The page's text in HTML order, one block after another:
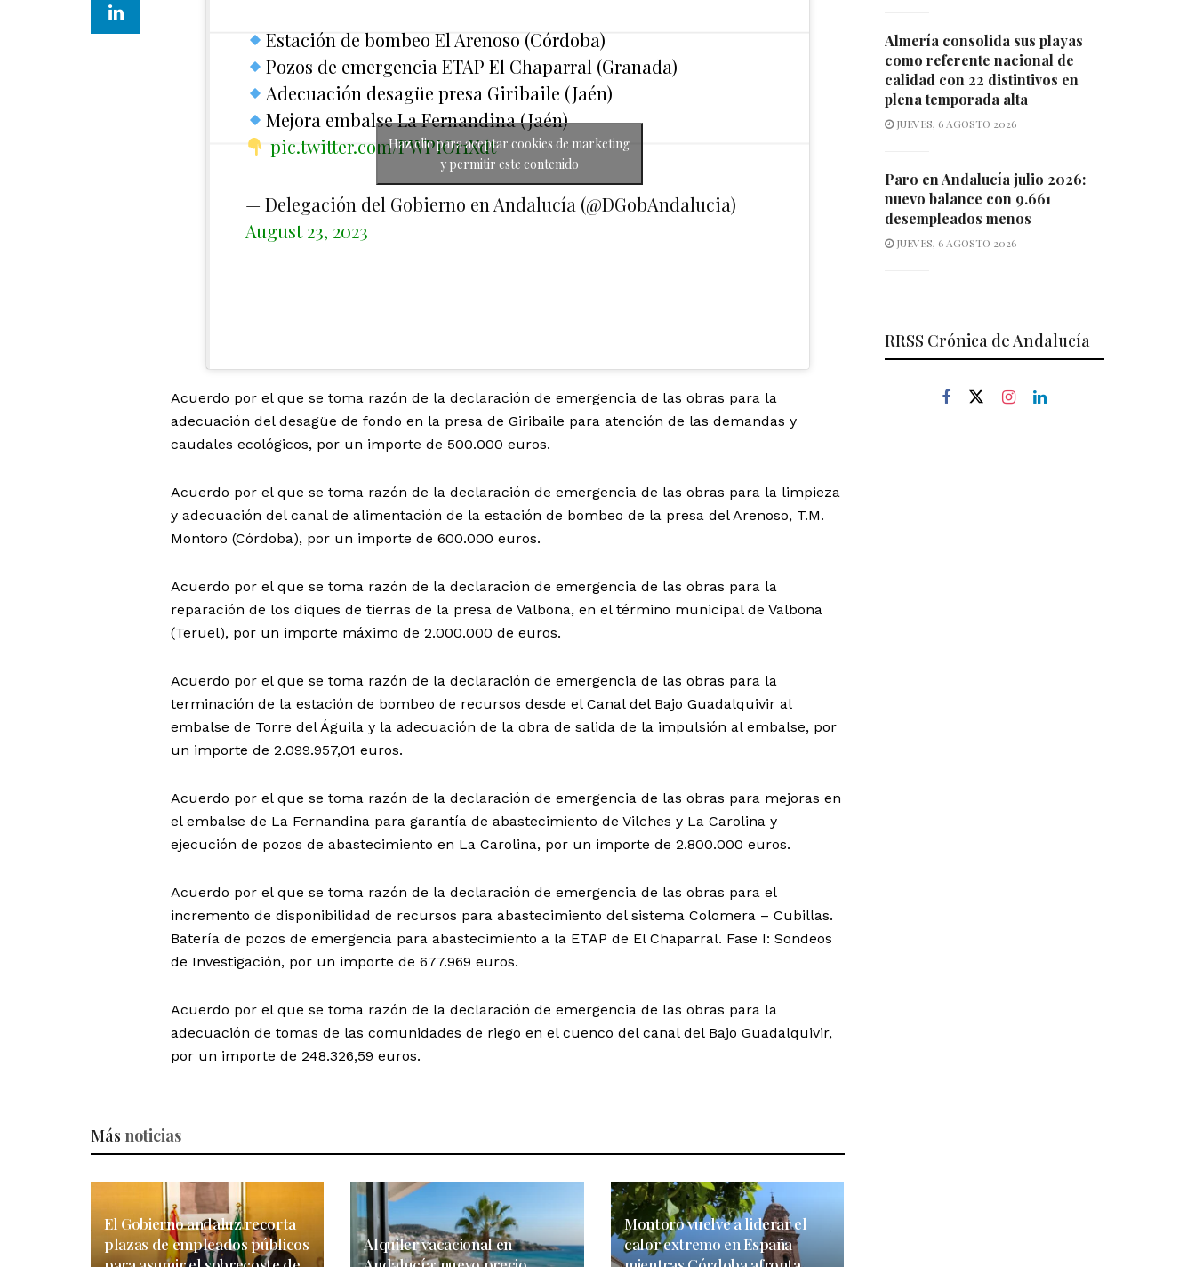
Estación de bombeo El Arenoso (Córdoba)
Pozos de emergencia ETAP El Chaparral (Granada)
Adecuación desagüe presa Giribaile (Jaén)
Mejora embalse La Fernandina (Jaén)
pic.twitter.com/PWPiOr1Xdt
— Delegación del Gobierno en Andalucía (@DGobAndalucia)
August 23, 2023
Haz clic para aceptar cookies de marketing
y permitir este contenido
Acuerdo por el que se toma razón de la declaración de emergencia de las obras para la
adecuación del desagüe de fondo en la presa de Giribaile para atención de las demandas y
caudales ecológicos, por un importe de 500.000 euros.
Acuerdo por el que se toma razón de la declaración de emergencia de las obras para la limpieza
y adecuación del canal de alimentación de la estación de bombeo de la presa del Arenoso, T.M.
Montoro (Córdoba), por un importe de 600.000 euros.
Acuerdo por el que se toma razón de la declaración de emergencia de las obras para la
reparación de los diques de tierras de la presa de Valbona, en el término municipal de Valbona
(Teruel), por un importe máximo de 2.000.000 de euros.
Acuerdo por el que se toma razón de la declaración de emergencia de las obras para la
terminación de la estación de bombeo de recursos desde el Canal del Bajo Guadalquivir al
embalse de Torre del Águila y la adecuación de la obra de salida de la impulsión al embalse, por
un importe de 2.099.957,01 euros.
Acuerdo por el que se toma razón de la declaración de emergencia de las obras para mejoras en
el embalse de La Fernandina para garantía de abastecimiento de Vilches y La Carolina y
ejecución de pozos de abastecimiento en La Carolina, por un importe de 2.800.000 euros.
Acuerdo por el que se toma razón de la declaración de emergencia de las obras para el
incremento de disponibilidad de recursos para abastecimiento del sistema Colomera – Cubillas.
Batería de pozos de emergencia para abastecimiento a la ETAP de El Chaparral. Fase I: Sondeos
de Investigación, por un importe de 677.969 euros.
Acuerdo por el que se toma razón de la declaración de emergencia de las obras para la
adecuación de tomas de las comunidades de riego en el cuenco del canal del Bajo Guadalquivir,
por un importe de 248.326,59 euros.
Más noticias
El Gobierno andaluz recorta
plazas de empleados públicos
Alquiler vacacional en
Montoro vuelve a liderar el
calor extremo en España
Almería consolida sus playas
como referente nacional de
calidad con 22 distintivos en
plena temporada alta
JUEVES, 6 AGOSTO 2026
Paro en Andalucía julio 2026:
nuevo balance con 9.661
desempleados menos
JUEVES, 6 AGOSTO 2026
RRSS Crónica de Andalucía